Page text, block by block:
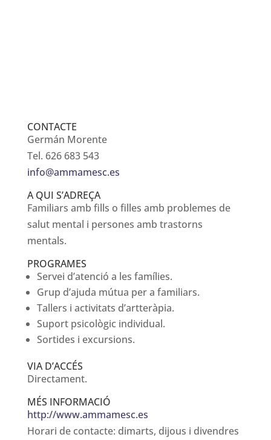
CONTACTE
Germán Morente
Tel. 626 683 543
info@ammamesc.es
A QUI S’ADREÇA
Familiars amb fills o filles amb problemes de
salut mental i persones amb trastorns
mentals.
PROGRAMES
Servei d’atenció a les famílies.
Grup d’ajuda mútua per a familiars.
Tallers i activitats d’artteràpia.
Suport psicològic individual.
Sortides i excursions.
VIA D’ACCÉS
Directament.
MÉS INFORMACIÓ
http://www.ammamesc.es
Horari de contacte: dimarts, dijous i divendres